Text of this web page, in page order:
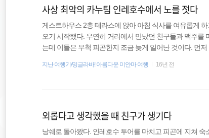
사상 최악의 카누팀 인레호수에서 노를 젓다
게스트하우스 2층 테라스에 앉아 아침 식사를 여유롭게
오기 시작했다. 우연히 거리에서 만났던 친구들과 맥주를
는데 이들은 무척 피곤한지 조금 늦게 일어난 것이다. 먼
자인데 머리는 엉망인 상태에다가 눈은 제대로 뜨지도 못
지난 여행기/밍글라바! 아름다운 미얀마 여행 16년 전
외롭다고 생각했을 때 친구가 생기다
낭쉐로 돌아왔다. 인레호수 투어를 마치고 피곤에 지쳐